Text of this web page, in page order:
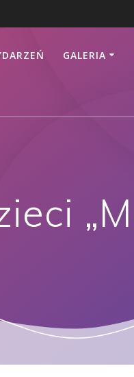
GALERIA